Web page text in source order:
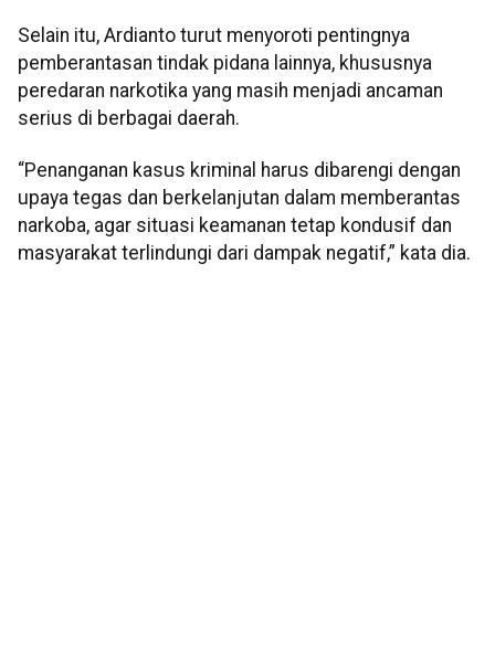
Selain itu, Ardianto turut menyoroti pentingnya
pemberantasan tindak pidana lainnya, khususnya
peredaran narkotika yang masih menjadi ancaman
serius di berbagai daerah.
“Penanganan kasus kriminal harus dibarengi dengan
upaya tegas dan berkelanjutan dalam memberantas
narkoba, agar situasi keamanan tetap kondusif dan
masyarakat terlindungi dari dampak negatif,” kata dia.